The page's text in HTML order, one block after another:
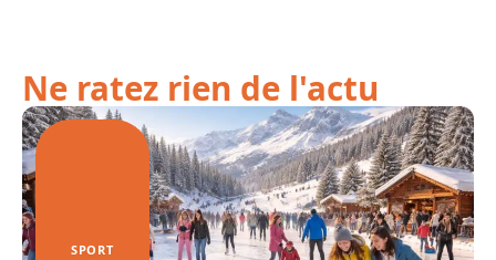
Ne ratez rien de l'actu
SPORT